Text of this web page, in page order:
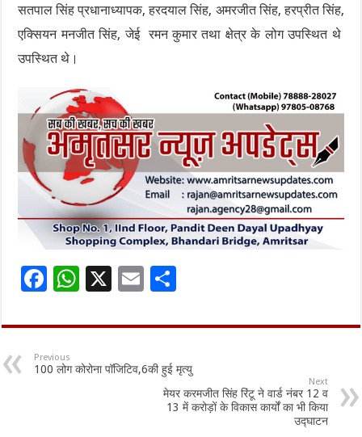
सतपाल सिंह प्रधानाध्यापक, हरदयाल सिंह, अमरजीत सिंह, हरप्रीत सिंह,
एक्सियन मनजीत सिंह, जेई रमन कुमार तथा क्षेत्र के लोग उपस्थित थे
उपस्थित थे।
F
e
b
o
W
at
sA
p
X
E
ai ar
Previous
100 लोग कोरोना पॉजिटिव,6की हुई मृत्यु
Next
मेयर करमजीत सिंह रिंटू ने वार्ड नंबर 12 व
13 में करोड़ों के विकास कार्यों का भी किया
उद्घाटन